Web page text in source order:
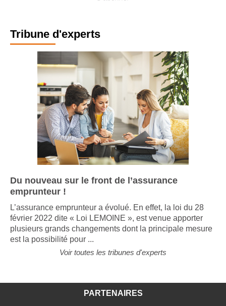
Tribune d'experts
Du nouveau sur le front de l’assurance
emprunteur !
L’assurance emprunteur a évolué. En effet, la loi du 28
février 2022 dite « Loi LEMOINE », est venue apporter
plusieurs grands changements dont la principale mesure
est la possibilité pour ...
Voir toutes les tribunes d'experts
PARTENAIRES